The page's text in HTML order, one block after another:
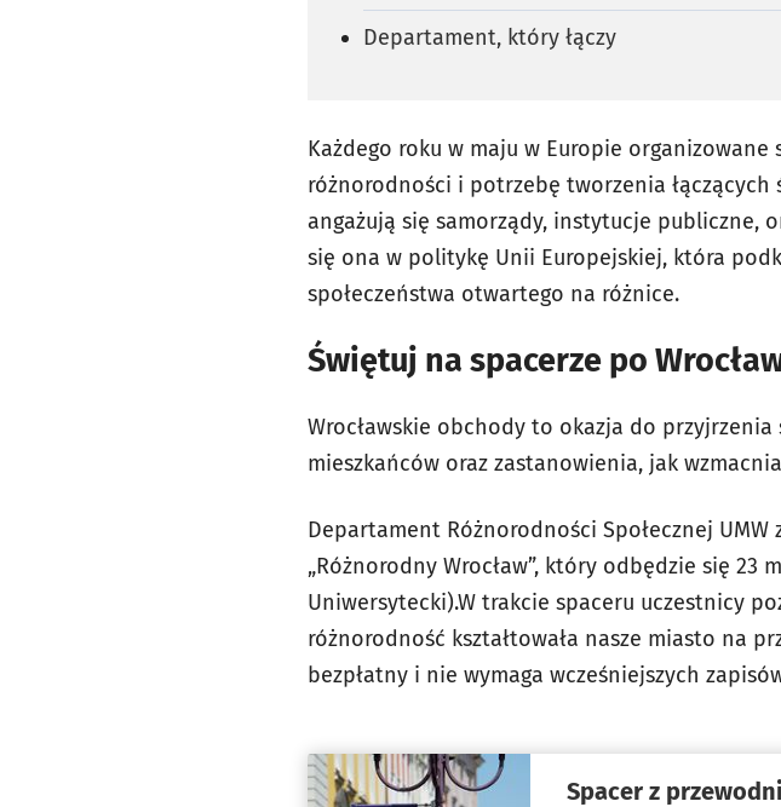
Departament, który łączy
Każdego roku w maju w Europie
różnorodności i potrzebę tworzenia łączących
angażują się samorządy, instytucje publiczne,
się ona w politykę Unii Europejskiej, która
społeczeństwa otwartego na różnice.
Świętuj na spacerze po
Wrocławskie obchody to okazja do
mieszkańców oraz zastanowienia, jak
Departament Różnorodności Społecznej
„Różnorodny Wrocław”, który odbędzie się 23
Uniwersytecki).W trakcie spaceru uczestnicy
różnorodność kształtowała nasze miasto na
bezpłatny i nie wymaga wcześniejszych
Spacer z